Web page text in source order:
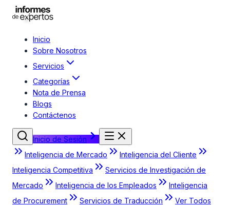
Inicio
Sobre Nosotros
Servicios
Categorías
Nota de Prensa
Blogs
Contáctenos
Inicio de Sesión
Inteligencia de Mercado
Inteligencia del Cliente
Inteligencia Competitiva
Servicios de Investigación de
Mercado
Inteligencia de los Empleados
Inteligencia
de Procurement
Servicios de Traducción
Ver Todos